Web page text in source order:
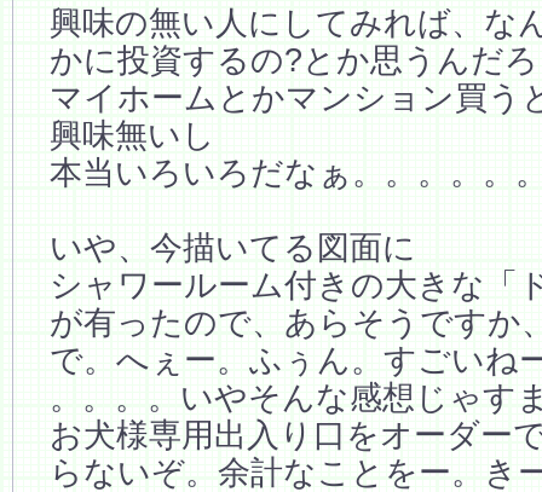
興味の無い人にしてみれば、な
かに投資するの?とか思うんだ
マイホームとかマンション買う
興味無いし
本当いろいろだなぁ。。。。。
いや、今描いてる図面に
シャワールーム付きの大きな「
が有ったので、あらそうですか
で。へぇー。ふぅん。すごいね
。。。。いやそんな感想じゃす
お犬様専用出入り口をオーダー
らないぞ。余計なことをー。き